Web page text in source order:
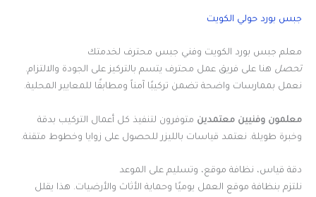
جبس بورد حولي الكويت
معلم جبس بورد الكويت وفني جبس محترف لخدمتك
تحصل هنا على فريق عمل محترف يتسم بالتركيز على الجودة والالتزام.
نعمل بممارسات واضحة تضمن تركيبًا آمناً ومطابقًا للمعايير المحلية.
معلمون وفنيين معتمدين متوفرون لتنفيذ كل أعمال التركيب بدقة
وخبرة طويلة. نعتمد قياسات بالليزر للحصول على زوايا وخطوط متقنة.
دقة قياس، نظافة موقع، وتسليم على الموعد
نلتزم بنظافة موقع العمل يوميًا وحماية الأثاث والأرضيات. هذا يقلل